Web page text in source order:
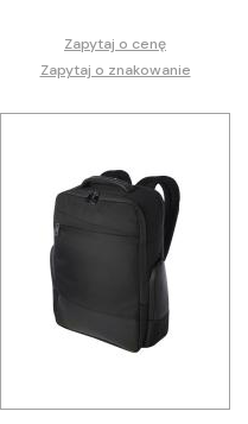
Zapytaj o cenę
Zapytaj o znakowanie